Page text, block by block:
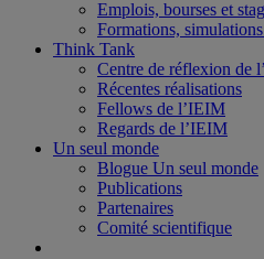
Emplois, bourses et
Formations,
Think Tank
Centre de réflexion de
Récentes réalisations
Fellows de l’IEIM
Regards de l’IEIM
Un seul monde
Blogue Un seul monde
Publications
Partenaires
Comité scientifique